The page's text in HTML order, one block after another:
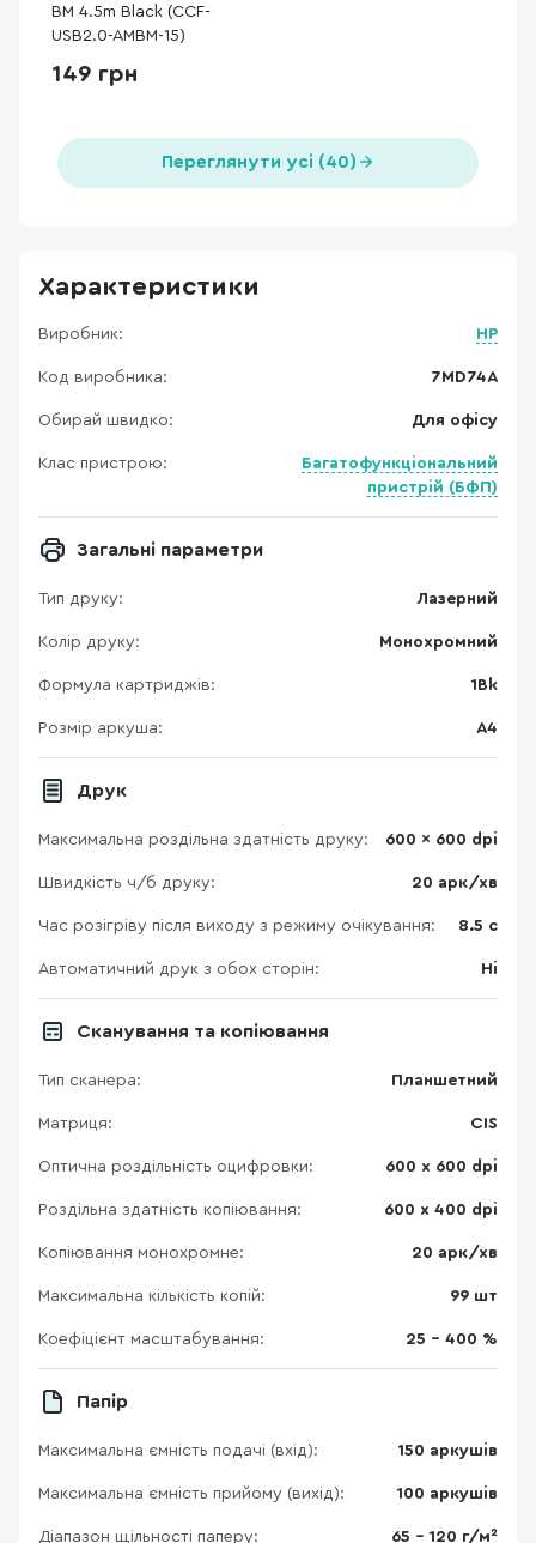
BM 4.5m Black (CCF-
USB2.0-AMBM-15)
149 грн
Переглянути усі (40)
Характеристики
Виробник: HP
Код виробника: 7MD74A
Обирай швидко: Для офісу
Клас пристрою:
Багатофункціональний
пристрій (БФП)
Загальні параметри
Тип друку: Лазерний
Колір друку: Монохромний
Формула картриджів: 1Bk
Розмір аркуша: A4
Друк
Максимальна роздільна здатність друку: 600 x 600 dpi
Швидкість ч/б друку: 20 арк/хв
Час розігріву після виходу з режиму очікування: 8.5 с
Автоматичний друк з обох сторін: Ні
Сканування та копіювання
Тип сканера: Планшетний
Матриця: CIS
Оптична роздільність оцифровки: 600 х 600 dpi
Роздільна здатність копіювання: 600 х 400 dpi
Копіювання монохромне: 20 арк/хв
Максимальна кількість копій: 99 шт
Коефіцієнт масштабування: 25 – 400 %
Папір
Максимальна ємність подачі (вхід): 150 аркушів
Максимальна ємність прийому (вихід): 100 аркушів
Діапазон щільності паперу: 65 - 120 г/м²